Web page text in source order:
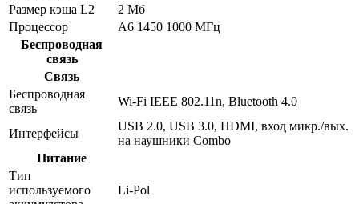
Размер кэша L2
2 Мб
Процессор
A6 1450 1000 МГц
Беспроводная
связь
Связь
Беспроводная
связь
Wi-Fi IEEE 802.11n, Bluetooth 4.0
Интерфейсы
USB 2.0, USB 3.0, HDMI, вход микр./вых.
на наушники Combo
Питание
Тип
используемого
Li-Pol